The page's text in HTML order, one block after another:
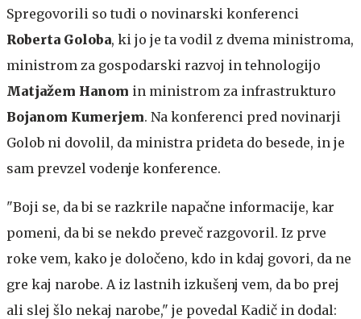
Spregovorili so tudi o novinarski konferenci
Roberta Goloba, ki jo je ta vodil z dvema ministroma,
ministrom za gospodarski razvoj in tehnologijo
Matjažem Hanom in ministrom za infrastrukturo
Bojanom Kumerjem. Na konferenci pred novinarji
Golob ni dovolil, da ministra prideta do besede, in je
sam prevzel vodenje konference.
"Boji se, da bi se razkrile napačne informacije, kar
pomeni, da bi se nekdo preveč razgovoril. Iz prve
roke vem, kako je določeno, kdo in kdaj govori, da ne
gre kaj narobe. A iz lastnih izkušenj vem, da bo prej
ali slej šlo nekaj narobe," je povedal Kadič in dodal: